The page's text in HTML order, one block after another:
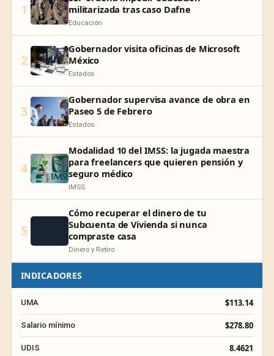
1
militarizada tras caso Dafne
Educación
2
Gobernador visita oficinas de Microsoft
México
Estados
3
Gobernador supervisa avance de obra en
Paseo 5 de Febrero
Estados
4
Modalidad 10 del IMSS: la jugada maestra
para freelancers que quieren pensión y
seguro médico
IMSS
5
Cómo recuperar el dinero de tu
Subcuenta de Vivienda si nunca
compraste casa
Dinero y Retiro
INDICADORES
UMA $113.14
Salario mínimo $278.80
UDIS 8.4621